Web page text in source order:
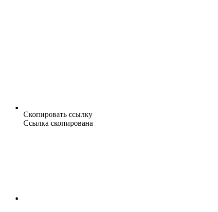
Скопировать ссылку
Ссылка скопирована